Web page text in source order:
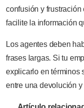
confusión y
facilite la información
Los agentes deben
frases largas. Si tu
explicarlo en términos
entre una devolución